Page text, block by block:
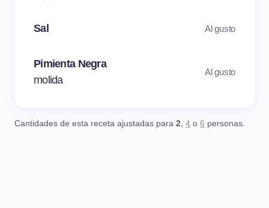
Sal Al gusto
Pimienta Negra
molida
Al gusto
Cantidades de esta receta ajustadas para 2, 4 o 6 personas.